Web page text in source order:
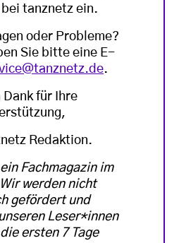
tanznetz ein.
oder Probleme?
Sie bitte eine E-
.
Dank für Ihre
Redaktion.
Fachmagazin im
werden nicht
gefördert und
Leser*innen
ersten 7 Tage